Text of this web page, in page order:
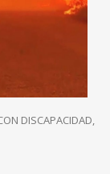
DISCAPACIDAD,